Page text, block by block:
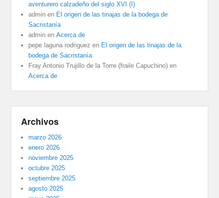
aventurero calzadeño del siglo XVI (I)
admin en El origen de las tinajas de la bodega de
Sacristanía
admin enAcerca de
pepe laguna rodriguez en El origen de las tinajas de la
bodega de Sacristanía
Fray Antonio Trujillo de la Torre (fraile Capuchino) en
Acerca de
Archivos
marzo 2026
enero 2026
noviembre 2025
octubre 2025
septiembre 2025
agosto 2025